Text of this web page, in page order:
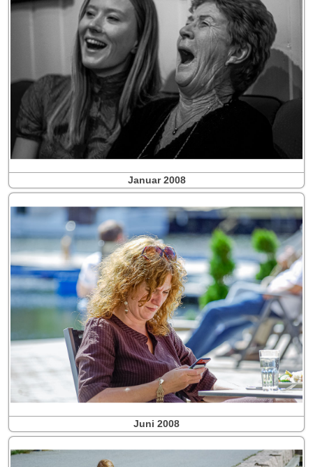
Januar 2008
Juni 2008